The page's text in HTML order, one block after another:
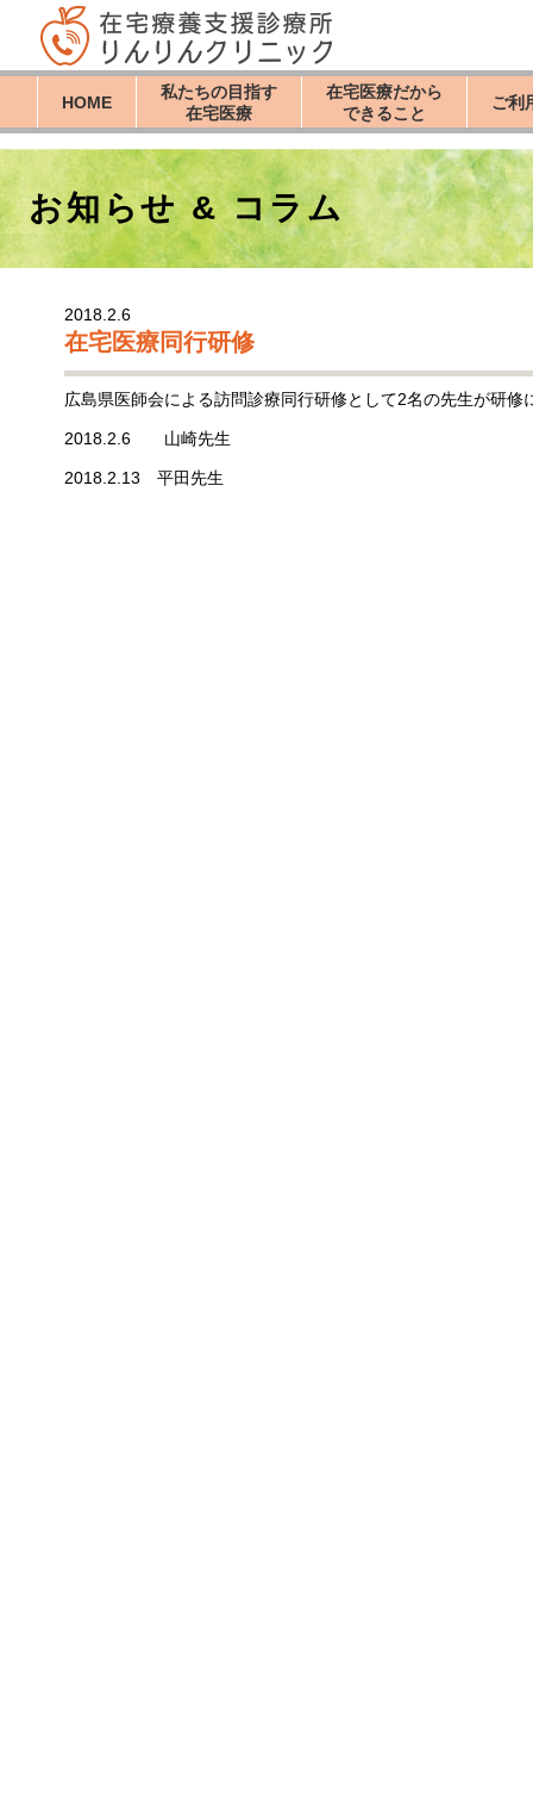
HOME
私たちの目指す
在宅医療
在宅医療だから
できること
ご利
お知らせ & コラム
2018.2.6
在宅医療同行研修
広島県医師会による訪問診療同行研修として2名の先生が研修
2018.2.6 山崎先生
2018.2.13 平田先生